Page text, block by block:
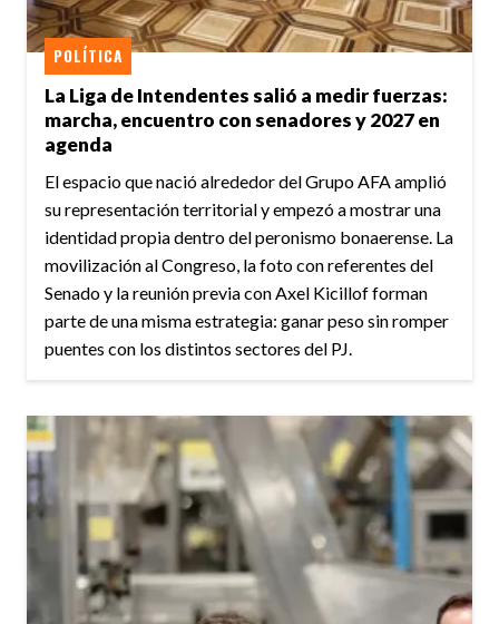
La Liga de Intendentes salió a medir fuerzas:
marcha, encuentro con senadores y 2027 en
agenda
POLÍTICA
El espacio que nació alrededor del Grupo AFA amplió
su representación territorial y empezó a mostrar una
identidad propia dentro del peronismo bonaerense. La
movilización al Congreso, la foto con referentes del
Senado y la reunión previa con Axel Kicillof forman
parte de una misma estrategia: ganar peso sin romper
puentes con los distintos sectores del PJ.